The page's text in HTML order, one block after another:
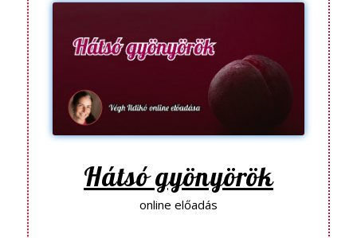
Hátsó gyönyörök
online előadás